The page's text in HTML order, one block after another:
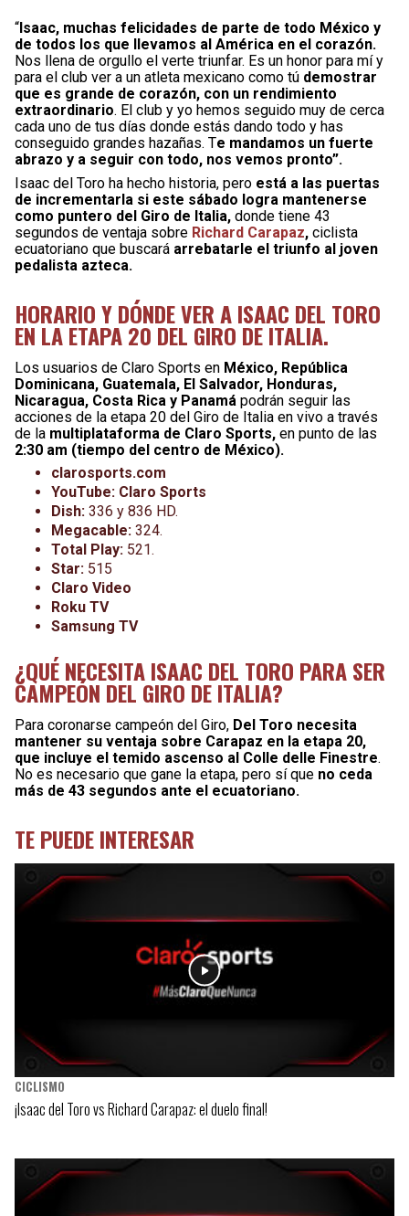
“Isaac, muchas felicidades de parte de todo México y
de todos los que llevamos al América en el corazón.
Nos llena de orgullo el verte triunfar. Es un honor para mí y
para el club ver a un atleta mexicano como tú demostrar
que es grande de corazón, con un rendimiento
extraordinario. El club y yo hemos seguido muy de cerca
cada uno de tus días donde estás dando todo y has
conseguido grandes hazañas. Te mandamos un fuerte
abrazo y a seguir con todo, nos vemos pronto”.
Isaac del Toro ha hecho historia, pero está a las puertas
de incrementarla si este sábado logra mantenerse
como puntero del Giro de Italia, donde tiene 43
segundos de ventaja sobre Richard Carapaz, ciclista
ecuatoriano que buscará arrebatarle el triunfo al joven
pedalista azteca.
HORARIO Y DÓNDE VER A ISAAC DEL TORO
EN LA ETAPA 20 DEL GIRO DE ITALIA.
Los usuarios de Claro Sports en México, República
Dominicana, Guatemala, El Salvador, Honduras,
Nicaragua, Costa Rica y Panamá podrán seguir las
acciones de la etapa 20 del Giro de Italia en vivo a través
de la multiplataforma de Claro Sports, en punto de las
2:30 am (tiempo del centro de México).
clarosports.com
YouTube: Claro Sports
Dish: 336 y 836 HD.
Megacable: 324.
Total Play: 521.
Star: 515
Claro Video
Roku TV
Samsung TV
¿QUÉ NECESITA ISAAC DEL TORO PARA SER
CAMPEÓN DEL GIRO DE ITALIA?
Para coronarse campeón del Giro, Del Toro necesita
mantener su ventaja sobre Carapaz en la etapa 20,
que incluye el temido ascenso al Colle delle Finestre.
No es necesario que gane la etapa, pero sí que no ceda
más de 43 segundos ante el ecuatoriano.
TE PUEDE INTERESAR
CICLISMO
¡Isaac del Toro vs Richard Carapaz: el duelo final!